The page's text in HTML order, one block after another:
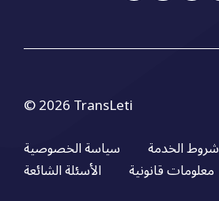
© 2026 TransLeti
سياسة الخصوصية
شروط الخدمة
الأسئلة الشائعة معلومات قانونية